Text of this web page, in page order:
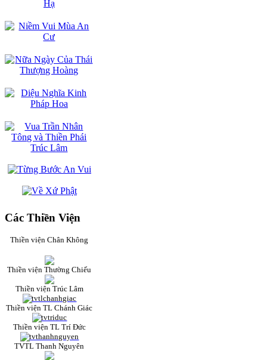
Các Thiền Viện
Thiền viện Chân Không
Thiền viện Thường Chiếu
Thiền viện Trúc Lâm
Thiền viện TL Chánh Giác
Thiền viện TL Trí Đức
TVTL Thanh Nguyên